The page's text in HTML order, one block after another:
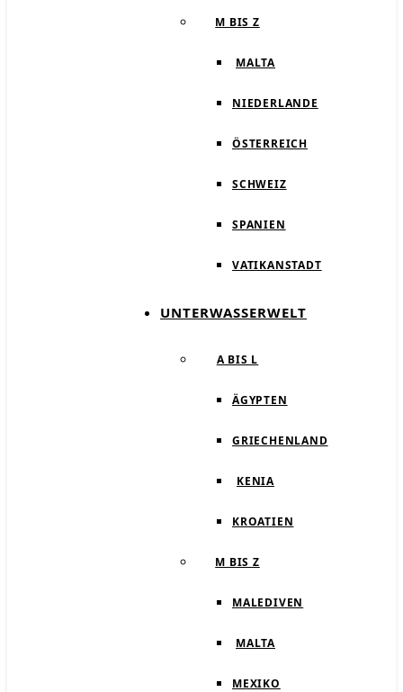
M BIS Z
MALTA
NIEDERLANDE
ÖSTERREICH
SCHWEIZ
SPANIEN
VATIKANSTADT
UNTERWASSERWELT
A BIS L
ÄGYPTEN
GRIECHENLAND
KENIA
KROATIEN
M BIS Z
MALEDIVEN
MALTA
MEXIKO